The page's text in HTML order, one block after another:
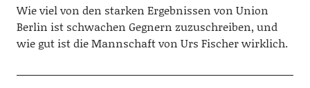
Wie viel von den starken Ergebnissen von Union
Berlin ist schwachen Gegnern zuzuschreiben, und
wie gut ist die Mannschaft von Urs Fischer wirklich.